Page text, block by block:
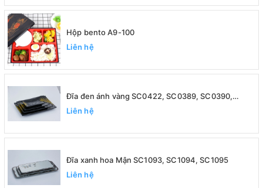
Hộp bento A9-100
Liên hệ
Đĩa đen ánh vàng SC0422, SC0389, SC0390,
SC0391
Liên hệ
Đĩa xanh hoa Mận SC1093, SC1094, SC1095
Liên hệ